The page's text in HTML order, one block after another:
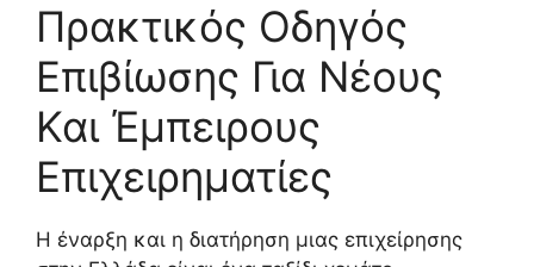
Πρακτικός Οδηγός
Επιβίωσης Για Νέους
Και Έμπειρους
Επιχειρηματίες
Η έναρξη και η διατήρηση μιας επιχείρησης